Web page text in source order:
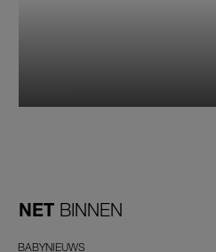
NET BINNEN
BABYNIEUWS